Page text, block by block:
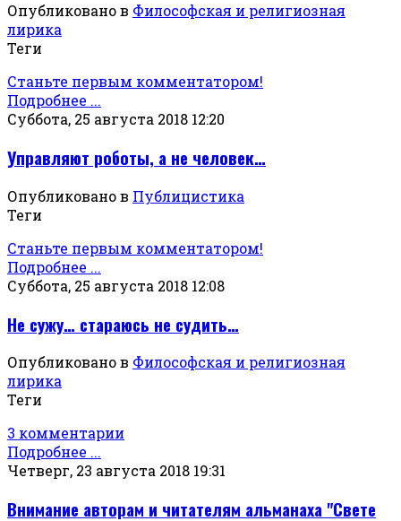
Опубликовано в Философская и религиозная
лирика
Теги
Станьте первым комментатором!
Подробнее ...
Суббота, 25 августа 2018 12:20
Управляют роботы, а не человек…
Опубликовано в Публицистика
Теги
Станьте первым комментатором!
Подробнее ...
Суббота, 25 августа 2018 12:08
Не сужу… стараюсь не судить…
Опубликовано в Философская и религиозная
лирика
Теги
3 комментарии
Подробнее ...
Четверг, 23 августа 2018 19:31
Внимание авторам и читателям альманаха "Свете